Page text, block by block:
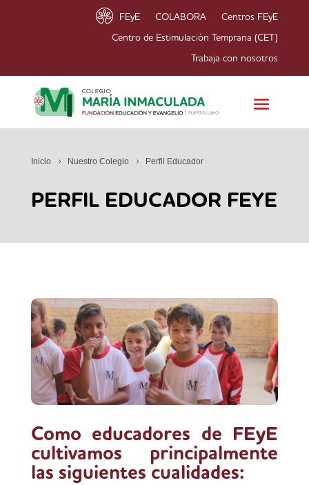
FEyE COLABORA Centros FEyE
Centro de Estimulación Temprana (CET)
Trabaja con nosotros
Inicio Nuestro Colegio Perfil Educador
PERFIL EDUCADOR FEYE
Como educadores de FEyE
cultivamos principalmente
las siguientes cualidades: